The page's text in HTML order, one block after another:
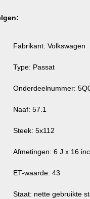
Fabrikant: Volkswagen
Type: Passat
Onderdeelnummer:
Naaf: 57.1
Steek: 5x112
Afmetingen: 6 J x 16
ET-waarde: 43
Staat: nette gebruikte